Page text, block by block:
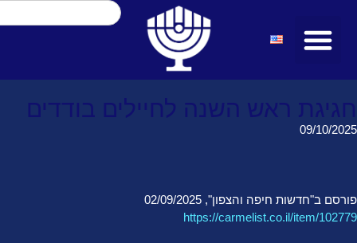
חגיגת ראש השנה לחיילים בודדים
09/10/2025
פורסם ב"חדשות חיפה והצפון", 02/09/2025
https://carmelist.co.il/item/102779